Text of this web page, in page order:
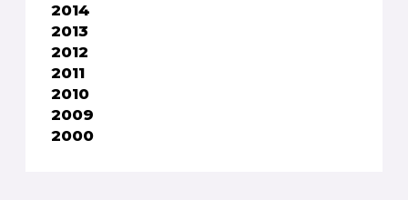
2014
2013
2012
2011
2010
2009
2000